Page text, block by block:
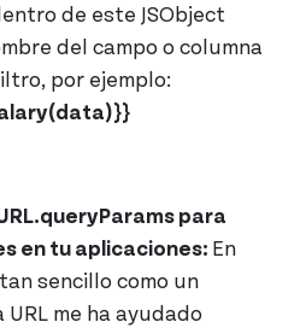
de este JSObject
del campo o columna
por ejemplo:
para
en tu aplicaciones: En
sencillo como un
me ha ayudado